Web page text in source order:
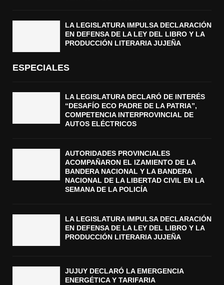
LA LEGISLATURA IMPULSA DECLARACIÓN
EN DEFENSA DE LA LEY DEL LIBRO Y LA
PRODUCCIÓN LITERARIA JUJEÑA
ESPECIALES
LA LEGISLATURA DECLARÓ DE INTERÉS
“DESAFÍO ECO PADRE DE LA PATRIA”,
COMPETENCIA INTERPROVINCIAL DE
AUTOS ELÉCTRICOS
AUTORIDADES PROVINCIALES
ACOMPAÑARON EL IZAMIENTO DE LA
BANDERA NACIONAL Y LA BANDERA
NACIONAL DE LA LIBERTAD CIVIL EN LA
SEMANA DE LA POLICÍA
LA LEGISLATURA IMPULSA DECLARACIÓN
EN DEFENSA DE LA LEY DEL LIBRO Y LA
PRODUCCIÓN LITERARIA JUJEÑA
JUJUY DECLARÓ LA EMERGENCIA
ENERGÉTICA Y TARIFARIA